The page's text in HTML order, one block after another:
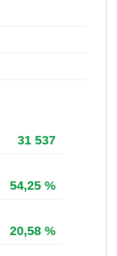
31 537
54,25 %
20,58 %